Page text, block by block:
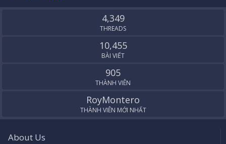
S
4,349
THREADS
10,455
BÀI VIẾT
905
THÀNH VIÊN
RoyMontero
THÀNH VIÊN MỚI NHẤT
About Us